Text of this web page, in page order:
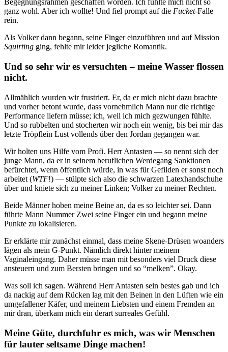
Begegnungsrahmen geschaffen worden. Ich fühlte mich nicht so
ganz wohl. Aber ich wollte! Und fiel prompt auf die Fucket-Falle
rein.
Als Volker dann begann, seine Finger einzuführen und auf Mission
Squirting ging, fehlte mir leider jegliche Romantik.
Und so sehr wir es versuchten – meine Wasser flossen
nicht.
Allmählich wurden wir frustriert. Er, da er mich nicht dazu brachte
und vorher betont wurde, dass vornehmlich Mann nur die richtige
Performance liefern müsse; ich, weil ich mich gezwungen fühlte.
Und so rubbelten und stocherten wir noch ein wenig, bis bei mir das
letzte Tröpflein Lust vollends über den Jordan gegangen war.
Wir holten uns Hilfe vom Profi. Herr Antasten — so nennt sich der
junge Mann, da er in seinem beruflichen Werdegang Sanktionen
befürchtet, wenn öffentlich würde, in was für Gefilden er sonst noch
arbeitet (WTF!) — stülpte sich also die schwarzen Latexhandschuhe
über und kniete sich zu meiner Linken; Volker zu meiner Rechten.
Beide Männer hoben meine Beine an, da es so leichter sei. Dann
führte Mann Nummer Zwei seine Finger ein und begann meine
Punkte zu lokalisieren.
Er erklärte mir zunächst einmal, dass meine Skene-Drüsen woanders
lägen als mein G-Punkt. Nämlich direkt hinter meinem
Vaginaleingang. Daher müsse man mit besonders viel Druck diese
ansteuern und zum Bersten bringen und so “melken”. Okay.
Was soll ich sagen. Während Herr Antasten sein bestes gab und ich
da nackig auf dem Rücken lag mit den Beinen in den Lüften wie ein
umgefallener Käfer, und meinem Liebsten und einem Fremden an
mir dran, überkam mich ein derart surreales Gefühl.
Meine Güte, durchfuhr es mich, was wir Menschen
für lauter seltsame Dinge machen!